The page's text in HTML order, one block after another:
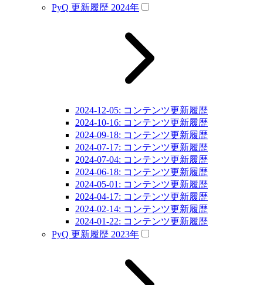
PyQ 更新履歴 2024年
2024-12-05: コンテンツ更新履歴
2024-10-16: コンテンツ更新履歴
2024-09-18: コンテンツ更新履歴
2024-07-17: コンテンツ更新履歴
2024-07-04: コンテンツ更新履歴
2024-06-18: コンテンツ更新履歴
2024-05-01: コンテンツ更新履歴
2024-04-17: コンテンツ更新履歴
2024-02-14: コンテンツ更新履歴
2024-01-22: コンテンツ更新履歴
PyQ 更新履歴 2023年